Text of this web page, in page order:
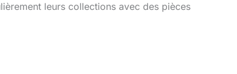
leurs collections avec des pièces